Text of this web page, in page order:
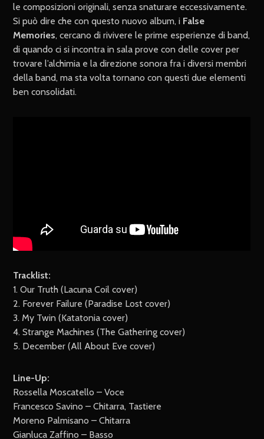
le composizioni originali, senza snaturare eccessivamente.
Si può dire che con questo nuovo album, i False
Memories, cercano di rivivere le prime esperienze di band,
di quando ci si incontra in sala prove con delle cover per
trovare l’alchimia e la direzione sonora fra i diversi membri
della band, ma sta volta tornano con questi due elementi
ben consolidati.
Tracklist:
1. Our Truth (Lacuna Coil cover)
2. Forever Failure (Paradise Lost cover)
3. My Twin (Katatonia cover)
4. Strange Machines (The Gathering cover)
5. December (All About Eve cover)
Line-Up:
Rossella Moscatello – Voce
Francesco Savino – Chitarra, Tastiere
Moreno Palmisano – Chitarra
Gianluca Zaffino – Basso